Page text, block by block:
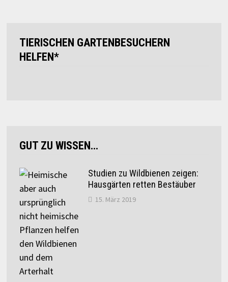
TIERISCHEN GARTENBESUCHERN
HELFEN*
GUT ZU WISSEN…
Studien zu Wildbienen zeigen:
Hausgärten retten Bestäuber
15. März 2019